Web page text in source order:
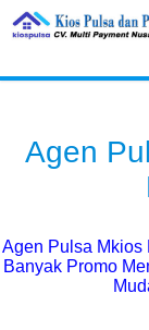
Agen
Agen Pulsa Mkios
Banyak Promo